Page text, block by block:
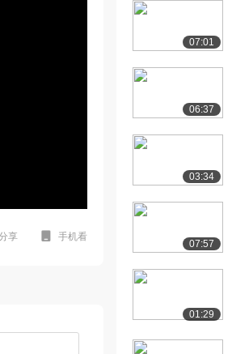
享 手机看
07:01
06:37
03:34
07:57
01:29